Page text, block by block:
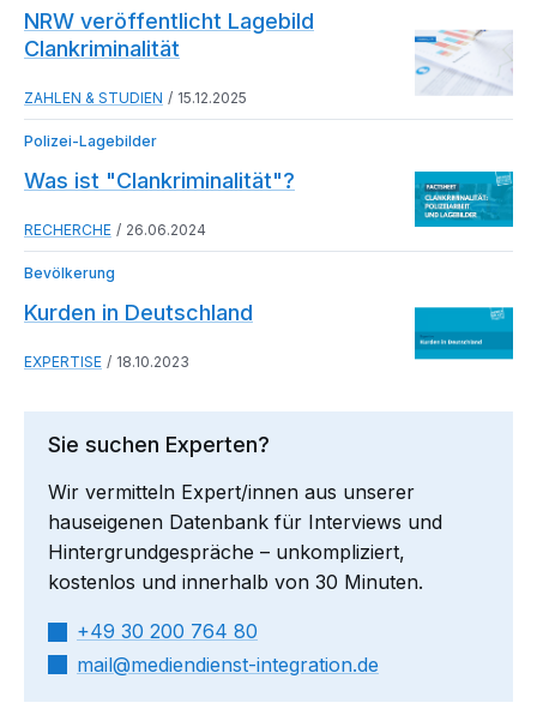
NRW veröffentlicht Lagebild
Clankriminalität
ZAHLEN & STUDIEN 15.12.2025
Polizei-Lagebilder
Was ist "Clankriminalität"?
RECHERCHE 26.06.2024
Bevölkerung
Kurden in Deutschland
EXPERTISE 18.10.2023
Sie suchen Experten?
Wir vermitteln Expert/innen aus unserer
hauseigenen Datenbank für Interviews und
Hintergrundgespräche – unkompliziert,
kostenlos und innerhalb von 30 Minuten.
+49 30 200 764 80
mail​
mediendienst-integration.de